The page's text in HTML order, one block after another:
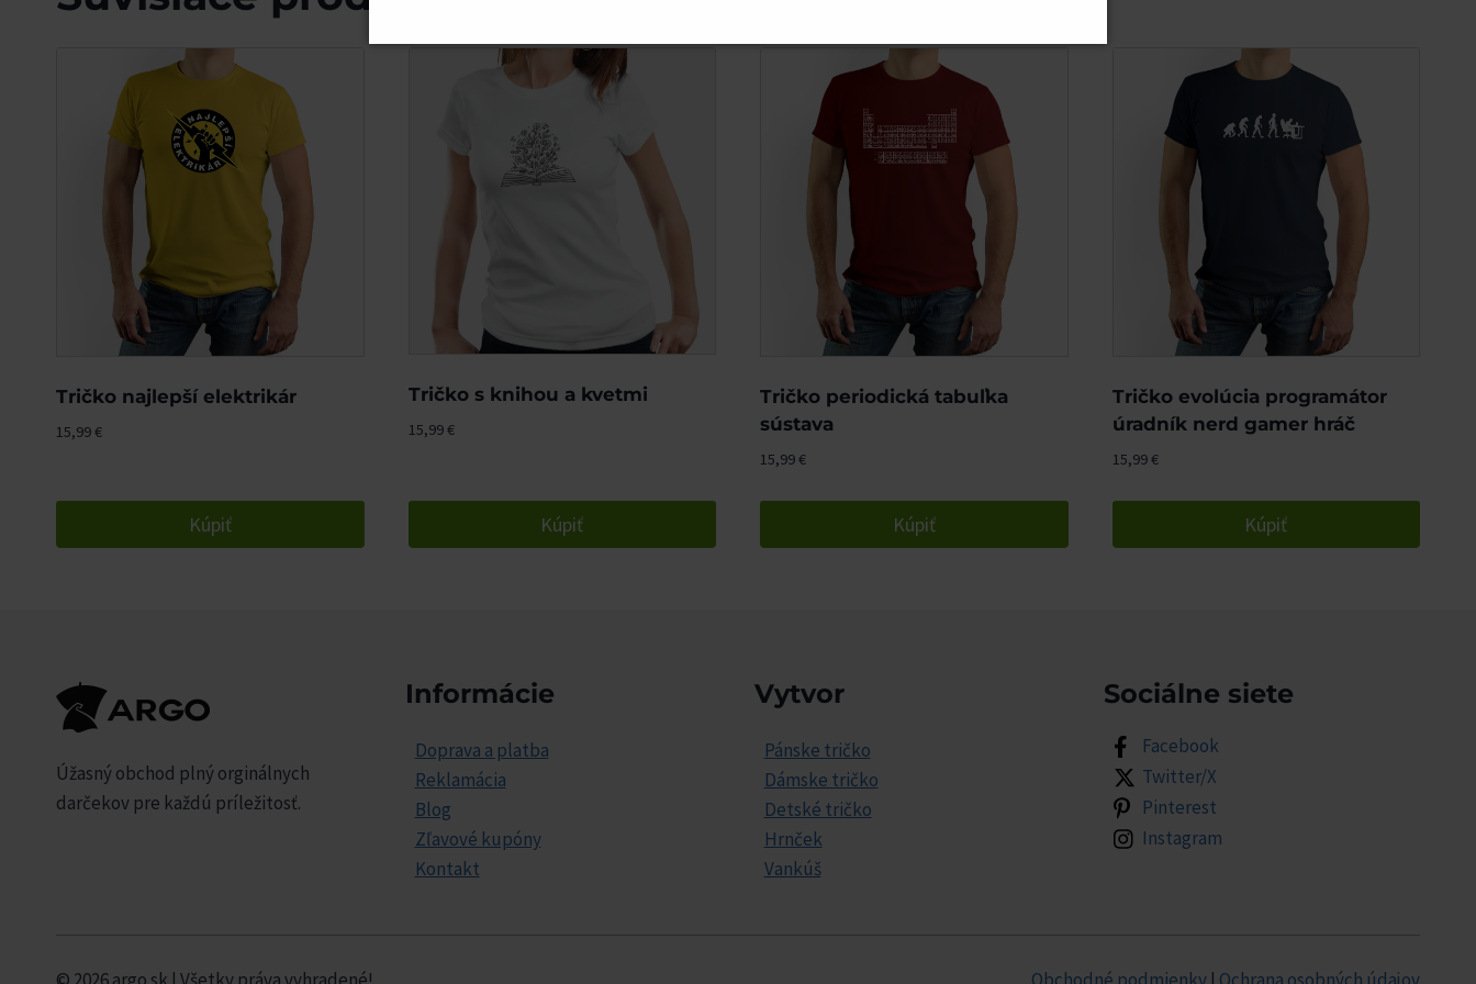
Tričko najlepší elektrikár
15,99€
Kúpiť
Tričko s knihou a kvetmi
15,99€
Kúpiť
Tričko periodická tabuľka
sústava
15,99€
Kúpiť
Tričko evolúcia programátor
úradník nerd gamer hráč
15,99€
Kúpiť
Úžasný obchod plný orginálnych
darčekov pre každú príležitosť.
Informácie
Doprava a platba
Reklamácia
Blog
Zľavové kupóny
Kontakt
Vytvor
Pánske tričko
Dámske tričko
Detské tričko
Hrnček
Vankúš
Sociálne siete
Facebook
Twitter/X
Pinterest
Instagram